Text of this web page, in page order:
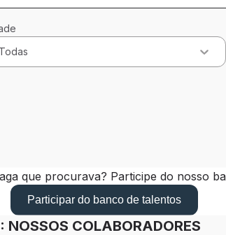
Todas
que procurava? Participe do nosso
Participar do banco de talentos
NOSSOS COLABORADORES